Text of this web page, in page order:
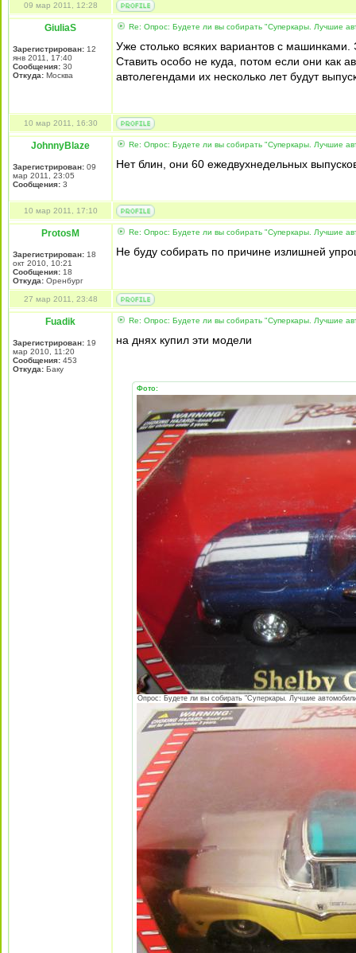
09 мар 2011, 12:28
GiuliaS
Зарегистрирован: 12
янв 2011, 17:40
Сообщения: 30
Откуда: Москва
Re: Опрос: Будете ли вы собирать "Суперкары. Лучшие
Уже столько всяких вариантов с
Ставить особо не куда, потом если они как
автолегендами их несколько лет будут
10 мар 2011, 16:30
JohnnyBlaze
Зарегистрирован: 09
мар 2011, 23:05
Сообщения: 3
Re: Опрос: Будете ли вы собирать "Суперкары. Лучшие
Нет блин, они 60 ежедвухнедельных
10 мар 2011, 17:10
ProtosM
Зарегистрирован: 18
окт 2010, 10:21
Сообщения: 18
Откуда: Оренбург
Re: Опрос: Будете ли вы собирать "Суперкары. Лучшие
Не буду собирать по причине излишней
27 мар 2011, 23:48
Fuadik
Зарегистрирован: 19
мар 2010, 11:20
Сообщения: 453
Откуда: Баку
Re: Опрос: Будете ли вы собирать "Суперкары. Лучшие
на днях купил эти модели
Фото:
Опрос: Будете ли вы собирать "Суперкары. Лучшие